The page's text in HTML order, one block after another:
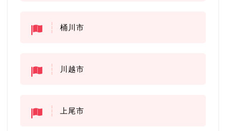
桶川市
川越市
上尾市